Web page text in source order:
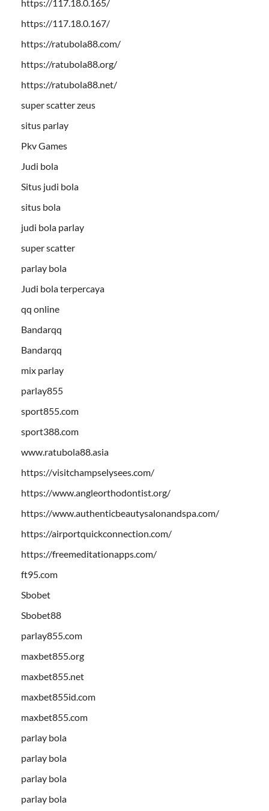
https://117.18.0.165/
https://117.18.0.167/
https://ratubola88.com/
https://ratubola88.org/
https://ratubola88.net/
super scatter zeus
situs parlay
Pkv Games
Judi bola
Situs judi bola
situs bola
judi bola parlay
super scatter
parlay bola
Judi bola terpercaya
qq online
Bandarqq
Bandarqq
mix parlay
parlay855
sport855.com
sport388.com
www.ratubola88.asia
https://visitchampselysees.com/
https://www.angleorthodontist.org/
https://www.authenticbeautysalonandspa.com/
https://airportquickconnection.com/
https://freemeditationapps.com/
ft95.com
Sbobet
Sbobet88
parlay855.com
maxbet855.org
maxbet855.net
maxbet855id.com
maxbet855.com
parlay bola
parlay bola
parlay bola
parlay bola